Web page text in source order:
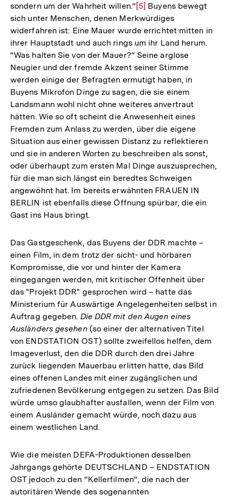
sondern um der Wahrheit willen.“Zur
Auflösung
der
Fußnote
[5] Buyens bewegt
sich unter Menschen, denen Merkwürdiges
widerfahren ist: Eine Mauer wurde errichtet mitten in
ihrer Hauptstadt und auch rings um ihr Land herum.
“Was halten Sie von der Mauer?“ Seine arglose
Neugier und der fremde Akzent seiner Stimme
werden einige der Befragten ermutigt haben, in
Buyens Mikrofon Dinge zu sagen, die sie einem
Landsmann wohl nicht ohne weiteres anvertraut
hätten. Wie so oft scheint die Anwesenheit eines
Fremden zum Anlass zu werden, über die eigene
Situation aus einer gewissen Distanz zu reflektieren
und sie in anderen Worten zu beschreiben als sonst,
oder überhaupt zum ersten Mal Dinge auszusprechen,
für die man sich längst ein beredtes Schweigen
angewöhnt hat. Im bereits erwähnten FRAUEN IN
BERLIN ist ebenfalls diese Öffnung spürbar, die ein
Gast ins Haus bringt.
Das Gastgeschenk, das Buyens der DDR machte –
einen Film, in dem trotz der sicht- und hörbaren
Kompromisse, die vor und hinter der Kamera
eingegangen werden, mit kritischer Offenheit über
das "Projekt DDR" gesprochen wird – hatte das
Ministerium für Auswärtige Angelegenheiten selbst in
Auftrag gegeben. Die DDR mit den Augen eines
Ausländers gesehen(so einer der alternativen Titel
von ENDSTATION OST) sollte zweifellos helfen, dem
Imageverlust, den die DDR durch den drei Jahre
zurück liegenden Mauerbau erlitten hatte, das Bild
eines offenen Landes mit einer zugänglichen und
zufriedenen Bevölkerung entgegen zu setzen. Das Bild
würde umso glaubhafter ausfallen, wenn der Film von
einem Ausländer gemacht würde, noch dazu aus
einem westlichen Land.
Wie die meisten DEFA-Produktionen desselben
Jahrgangs gehörte DEUTSCHLAND – ENDSTATION
OST jedoch zu den “Kellerfilmen“, die nach der
autoritären Wende des sogenannten